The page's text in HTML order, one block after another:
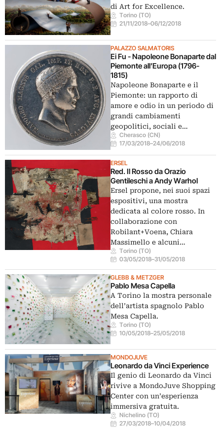
di Art for Excellence.
Torino (TO)
21/11/2018–06/12/2018
PALAZZO SALMATORIS
Ei Fu - Napoleone Bonaparte dal
Piemonte all’Europa (1796-
1815)
Napoleone Bonaparte e il
Piemonte: un rapporto di
amore e odio in un periodo di
grandi cambiamenti
geopolitici, sociali e…
Cherasco (CN)
17/03/2018–24/06/2018
ERSEL
Red. Il Rosso da Orazio
Gentileschi a Andy Warhol
Ersel propone, nei suoi spazi
espositivi, una mostra
dedicata al colore rosso. In
collaborazione con
Robilant+Voena, Chiara
Massimello e alcuni…
Torino (TO)
03/05/2018–31/05/2018
GLEBB & METZGER
Pablo Mesa Capella
A Torino la mostra personale
dell’artista spagnolo Pablo
Mesa Capella.
Torino (TO)
10/05/2018–25/05/2018
MONDOJUVE
Leonardo da Vinci Experience
Il genio di Leonardo da Vinci
rivive a MondoJuve Shopping
Center con un’esperienza
immersiva gratuita.
Nichelino (TO)
27/03/2018–10/04/2018